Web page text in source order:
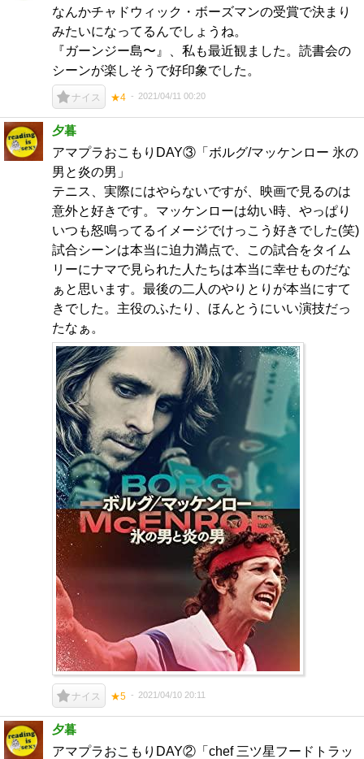
なんかチャドウィック・ボーズマンの受賞で決まり
みたいになってるんでしょうね。
『ガーンジー島〜』、私も最近観ました。読書会の
シーンが楽しそうで好印象でした。
ナイス ★4 2021/04/11 00:20
夕暮
アマプラおこもりDAY③「ボルグ/マッケンロー 氷の
男と炎の男」
テニス、実際にはやらないですが、映画で見るのは
意外と好きです。マッケンローは幼い時、やっぱり
いつも怒鳴ってるイメージでけっこう好きでした(笑)
試合シーンは本当に迫力満点で、この試合をタイム
リーにナマで見られた人たちは本当に幸せものだな
ぁと思います。最後の二人のやりとりが本当にすて
きでした。主役のふたり、ほんとうにいい演技だっ
たなぁ。
ナイス ★5 2021/04/10 20:11
夕暮
アマプラおこもりDAY②「chef 三ツ星フードトラッ